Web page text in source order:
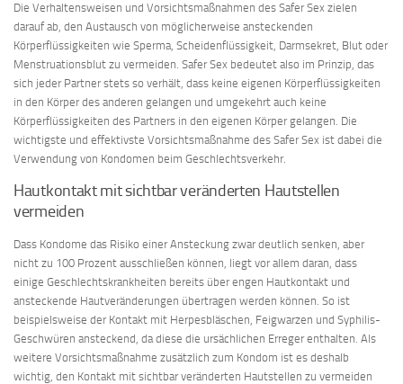
Die Verhaltensweisen und Vorsichtsmaßnahmen des Safer Sex zielen
darauf ab, den Austausch von möglicherweise ansteckenden
Körperflüssigkeiten wie Sperma, Scheidenflüssigkeit, Darmsekret, Blut oder
Menstruationsblut zu vermeiden. Safer Sex bedeutet also im Prinzip, das
sich jeder Partner stets so verhält, dass keine eigenen Körperflüssigkeiten
in den Körper des anderen gelangen und umgekehrt auch keine
Körperflüssigkeiten des Partners in den eigenen Körper gelangen. Die
wichtigste und effektivste Vorsichtsmaßnahme des Safer Sex ist dabei die
Verwendung von Kondomen beim Geschlechtsverkehr.
Hautkontakt mit sichtbar veränderten Hautstellen
vermeiden
Dass Kondome das Risiko einer Ansteckung zwar deutlich senken, aber
nicht zu 100 Prozent ausschließen können, liegt vor allem daran, dass
einige Geschlechtskrankheiten bereits über engen Hautkontakt und
ansteckende Hautveränderungen übertragen werden können. So ist
beispielsweise der Kontakt mit Herpesbläschen, Feigwarzen und Syphilis-
Geschwüren ansteckend, da diese die ursächlichen Erreger enthalten. Als
weitere Vorsichtsmaßnahme zusätzlich zum Kondom ist es deshalb
wichtig, den Kontakt mit sichtbar veränderten Hautstellen zu vermeiden